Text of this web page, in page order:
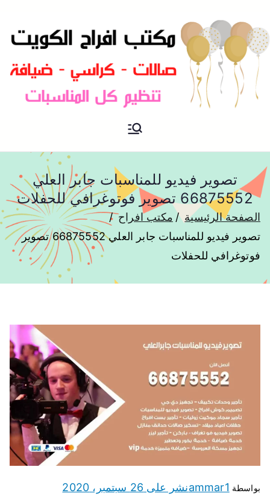
مكتب افراح و مناسبات و زواج و
تصوير فيديو للمناسبات جابر العلي
66875552 تصوير فوتوغرافي للحفلات
الصفحة الرئيسية
مكتب افراح
تصوير فيديو للمناسبات جابر العلي 66875552 تصوير
فوتوغرافي للحفلات
بواسطة ammar1نشر على 26 سبتمبر، 2020